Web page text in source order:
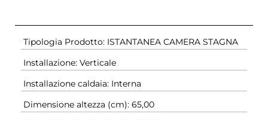
Tipologia Prodotto: ISTANTANEA CAMERA STAGNA
Installazione: Verticale
Installazione caldaia: Interna
Dimensione altezza (cm): 65,00